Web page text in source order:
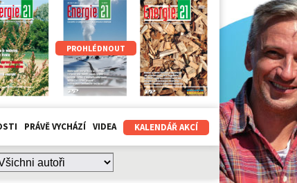
PROHLÉDNOUT
PRÁVĚ VYCHÁZÍ VIDEA KALENDÁŘ AKCÍ